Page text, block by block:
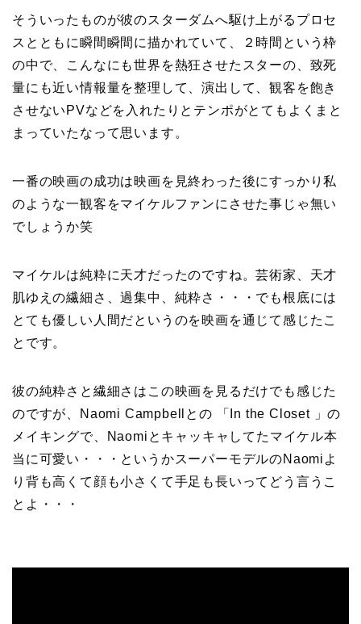
そういったものが彼のスターダムへ駆け上がるプロセ
スとともに瞬間瞬間に描かれていて、２時間という枠
の中で、こんなにも世界を熱狂させたスターの、致死
量にも近い情報量を整理して、演出して、観客を飽き
させないPVなどを入れたりとテンポがとてもよくまと
まっていたなって思います。
一番の映画の成功は映画を見終わった後にすっかり私
のような一観客をマイケルファンにさせた事じゃ無い
でしょうか笑
マイケルは純粋に天才だったのですね。芸術家、天才
肌ゆえの繊細さ、過集中、純粋さ・・・でも根底には
とても優しい人間だというのを映画を通じて感じたこ
とです。
彼の純粋さと繊細さはこの映画を見るだけでも感じた
のですが、Naomi Campbellとの 「In the Closet 」の
メイキングで、Naomiとキャッキャしてたマイケル本
当に可愛い・・・というかスーパーモデルのNaomiよ
り背も高くて顔も小さくて手足も長いってどう言うこ
とよ・・・